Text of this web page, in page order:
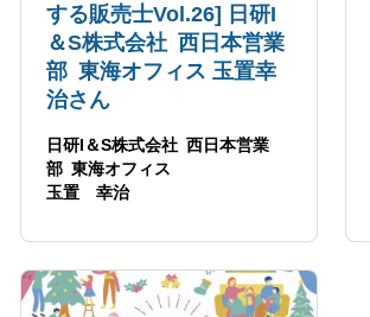
する販売士Vol.26] 日研I
＆S株式会社 西日本営業
部 東海オフィス 玉置幸
治さん
日研I＆S株式会社 西日本営業
部 東海オフィス
玉置 幸治